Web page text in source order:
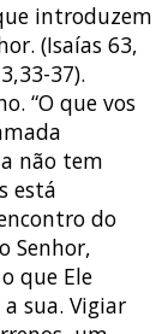
introduzem
(Isaías 63,
37).
“O que vos
não tem
está
do
Senhor,
que Ele
sua. Vigiar